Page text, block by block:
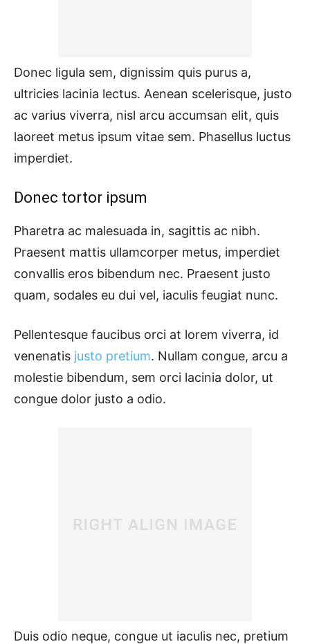
Donec ligula sem, dignissim quis purus a,
ultricies lacinia lectus. Aenean scelerisque, justo
ac varius viverra, nisl arcu accumsan elit, quis
laoreet metus ipsum vitae sem. Phasellus luctus
imperdiet.
Donec tortor ipsum
Pharetra ac malesuada in, sagittis ac nibh.
Praesent mattis ullamcorper metus, imperdiet
convallis eros bibendum nec. Praesent justo
quam, sodales eu dui vel, iaculis feugiat nunc.
Pellentesque faucibus orci at lorem viverra, id
venenatis justo pretium. Nullam congue, arcu a
molestie bibendum, sem orci lacinia dolor, ut
congue dolor justo a odio.
Duis odio neque, congue ut iaculis nec, pretium